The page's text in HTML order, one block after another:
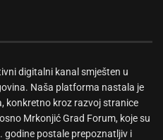
digitalni kanal smješten u
Naša platforma nastala je
konkretno kroz razvoj stranice
Mrkonjić Grad Forum, koje su
godine postale prepoznatljiv i